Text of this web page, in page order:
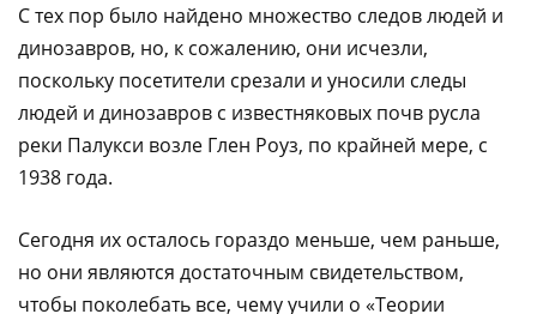
С тех пор было найдено множество следов людей и
динозавров, но, к сожалению, они исчезли,
поскольку посетители срезали и уносили следы
людей и динозавров с известняковых почв русла
реки Палукси возле Глен Роуз, по крайней мере, с
1938 года.
Сегодня их осталось гораздо меньше, чем раньше,
но они являются достаточным свидетельством,
чтобы поколебать все, чему учили о «Теории